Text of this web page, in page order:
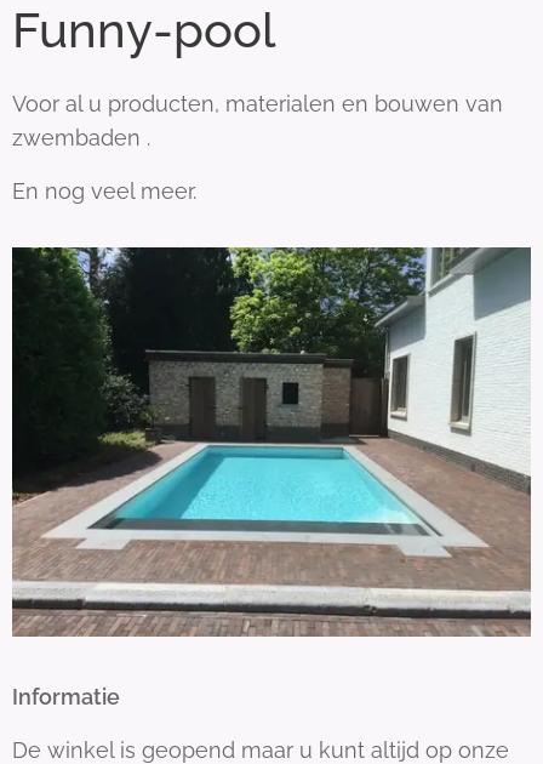
Funny-pool
Voor al u producten, materialen en bouwen van
zwembaden .
En nog veel meer.
Informatie
De winkel is geopend maar u kunt altijd op onze